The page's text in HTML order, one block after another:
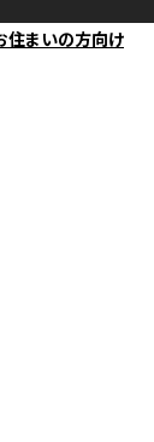
住まいの方向け